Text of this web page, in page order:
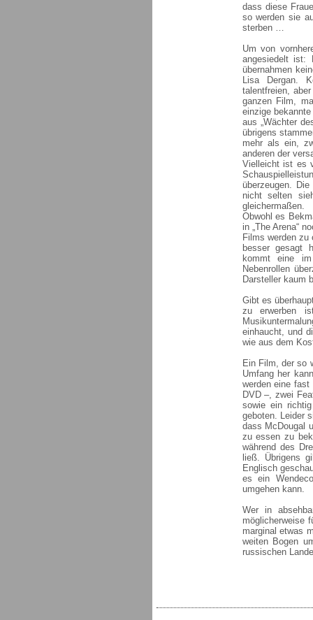
dass diese
so werden sie
sterben …
Um von
angesiedelt ist:
übernahmen
Lisa Dergan.
talentfreien,
ganzen Film,
einzige
aus „Wächter
übrigens
mehr als ein,
anderen der
Vielleicht ist es
überzeugen.
nicht selten
gleichermaßen.
Obwohl es
in „The Arena“
Films werden
besser gesagt
kommt eine
Nebenrollen
Darsteller kaum
Gibt es
zu erwerben
einhaucht, und
wie aus dem
Ein Film, der so
Umfang her
werden eine
DVD –, zwei
sowie ein
geboten. Leider
dass McDougal
zu essen zu
während des
ließ. Übrigens
Englisch
es ein
umgehen kann.
Wer in
möglicherweise
marginal etwas
weiten Bogen
russischen